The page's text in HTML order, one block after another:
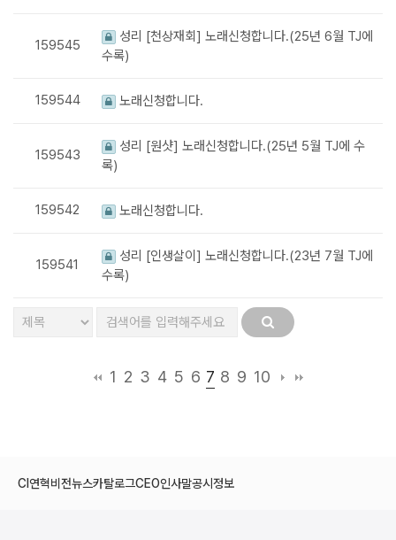
159545
성리 [천상재회] 노래신청합니다.(25년 6월 TJ에
수록)
159544 노래신청합니다.
159543
성리 [원샷] 노래신청합니다.(25년 5월 TJ에 수
록)
159542 노래신청합니다.
159541
성리 [인생살이] 노래신청합니다.(23년 7월 TJ에
수록)
1 2 3 4 5 6 7 8 9 10
CI 연혁비전뉴스카탈로그CEO인사말공시정보